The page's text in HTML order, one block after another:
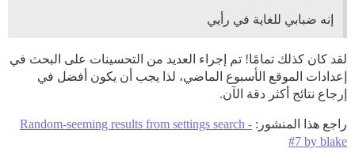
إنه ضبابي للغاية في رأيي
لقد كان كذلك تمامًا! تم إجراء العديد من التحسينات على البحث في
إعدادات الموقع الأسبوع الماضي، لذا يجب أن يكون أفضل في
إرجاع نتائج أكثر دقة الآن.
راجع هذا المنشور: Random-seeming results from settings search -
#7 by blake